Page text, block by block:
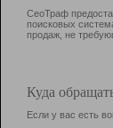
СеоТраф
поисковых
продаж, не
Куда
Если у вас есть